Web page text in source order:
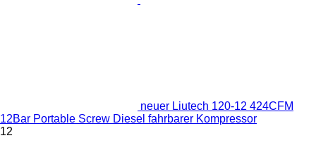
neuer Liutech 120-12 424CFM
12Bar Portable Screw Diesel fahrbarer Kompressor
12